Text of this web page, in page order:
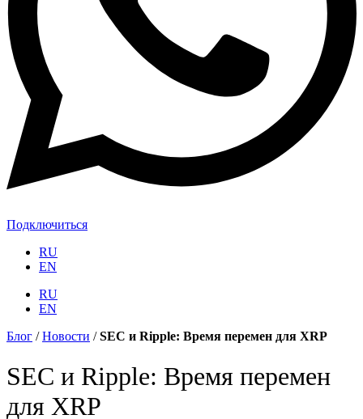
Подключиться
RU
EN
RU
EN
Блог /Новости /SEC и Ripple: Время перемен для XRP
SEC и Ripple: Время перемен
для XRP